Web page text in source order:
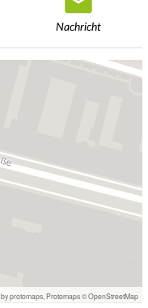
Nachricht
protomaps Protomaps©OpenStreetMap